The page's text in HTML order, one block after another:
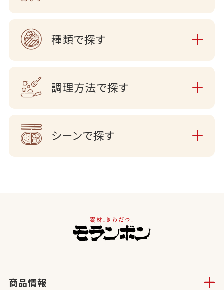
種類で探す
調理方法で探す
シーンで探す
商品情報